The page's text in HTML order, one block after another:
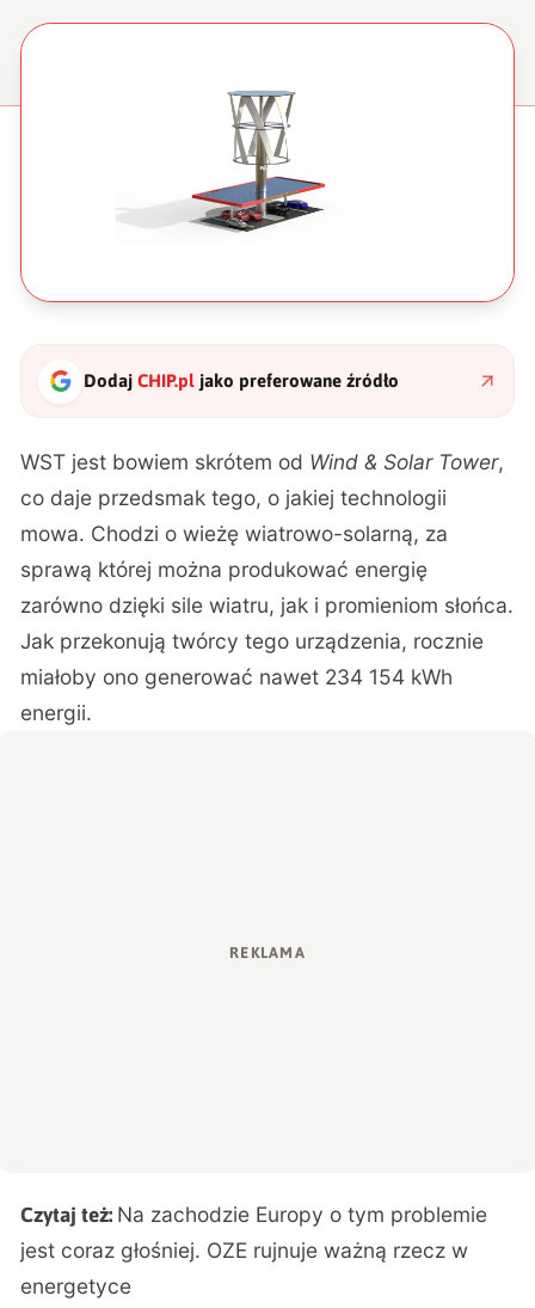
DodajCHIP.pl jako preferowane źródło
WST jest bowiem skrótem od Wind & Solar Tower,
co daje przedsmak tego, o jakiej technologii
mowa. Chodzi o wieżę wiatrowo-solarną, za
sprawą której można produkować energię
zarówno dzięki sile wiatru, jak i promieniom słońca.
Jak przekonują twórcy tego urządzenia, rocznie
miałoby ono generować nawet 234 154 kWh
energii.
Czytaj też: Na zachodzie Europy o tym problemie
jest coraz głośniej. OZE rujnuje ważną rzecz w
energetyce